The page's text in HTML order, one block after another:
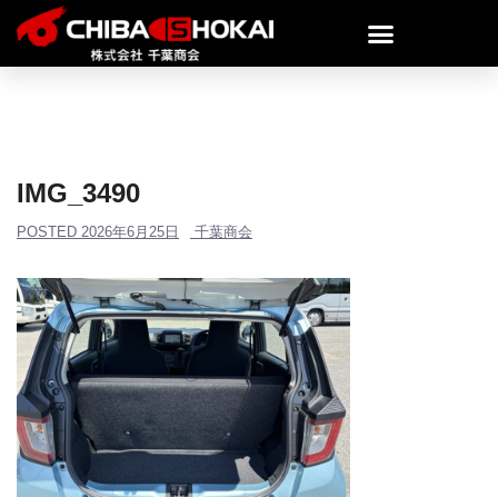
IMG_3490
POSTED 2026年6月25日 千葉商会